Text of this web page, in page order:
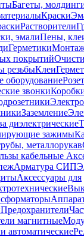
Багеты,
Краски
Растворители
эмалиПены,
Герметики
покрытий
резьбыКлеи
оборудование
звонки
Заземление
диэлектрические
зажимы
металлорукав
кабельные
Арматура СИП
Аксессуары для
Предохранители
магнитные
автоматические